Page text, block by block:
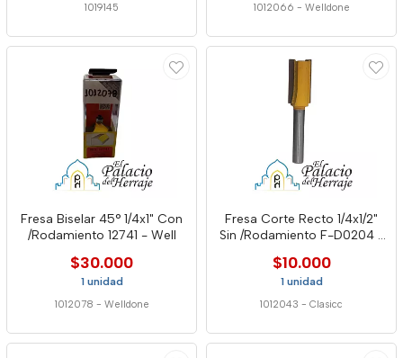
1019145 1012066 - Welldone
Fresa Biselar 45° 1/4x1" Con
/Rodamiento 12741 - Well
$30.000
1 unidad
1012078 - Welldone
Fresa Corte Recto 1/4x1/2"
Sin /Rodamiento F-D0204 -
$10.000
1 unidad
1012043 - Clasicc